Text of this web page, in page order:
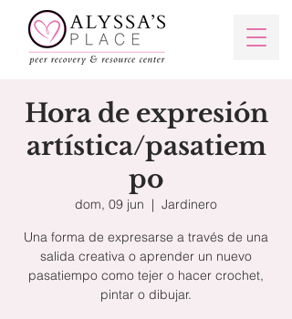
Hora de expresión
artística/pasatiem
po
dom, 09 jun
  |
Jardinero
Una forma de expresarse a través de una
salida creativa o aprender un nuevo
pasatiempo como tejer o hacer crochet,
pintar o dibujar.